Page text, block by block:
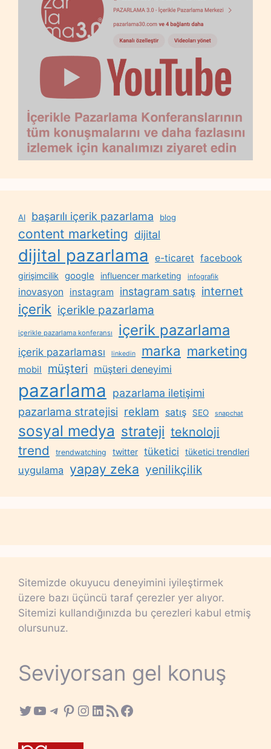
AI başarılı içerik pazarlama blog
content marketing dijital
dijital pazarlama e-ticaret facebook
girişimcilik google influencer marketing infografik
inovasyon instagram instagram satış internet
içerik içerikle pazarlama
içerikle pazarlama konferansı içerik pazarlama
içerik pazarlaması linkedin marka marketing
mobil müşteri müşteri deneyimi
pazarlama
pazarlama iletişimi
pazarlama stratejisi reklam satış SEO snapchat
sosyal medya strateji teknoloji
trend trendwatching twitter tüketici tüketici trendleri
uygulama yapay zeka yenilikçilik
Sitemizde okuyucu deneyimini iyileştirmek
üzere bazı üçüncü taraf çerezler yer alıyor.
Sitemizi kullandığınızda bu çerezleri kabul etmiş
olursunuz.
Seviyorsan gel konuş
Twitter
YouTube
Telegram
Pinterest
Instagram
LinkedIn
RSS FeedFacebook